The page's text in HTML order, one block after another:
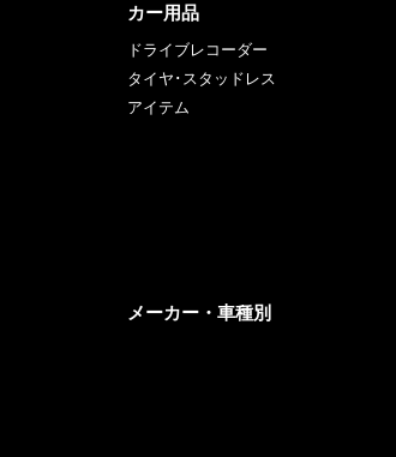
カー用品
ドライブレコーダー
タイヤ･スタッドレス
アイテム
メーカー・車種別